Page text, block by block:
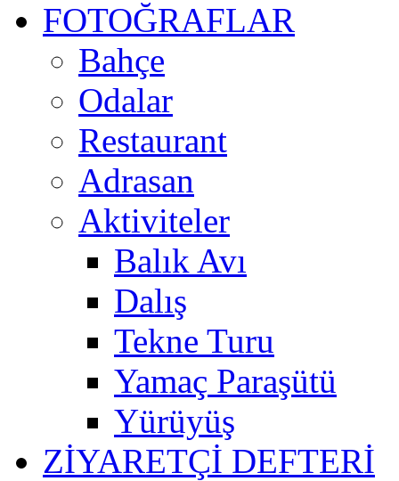
FOTOĞRAFLAR
Bahçe
Odalar
Restaurant
Adrasan
Aktiviteler
Balık Avı
Dalış
Tekne Turu
Yamaç Paraşütü
Yürüyüş
ZİYARETÇİ DEFTERİ